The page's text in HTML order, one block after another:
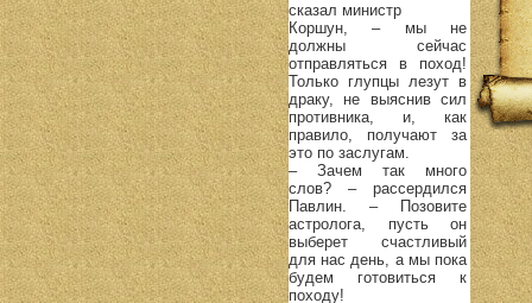
сказал министр
Коршун, – мы не
должны сейчас
отправляться в поход!
Только глупцы лезут в
драку, не выяснив сил
противника, и, как
правило, получают за
это по заслугам.
– Зачем так много
слов? – рассердился
Павлин. – Позовите
астролога, пусть он
выберет счастливый
для нас день, а мы пока
будем готовиться к
походу!